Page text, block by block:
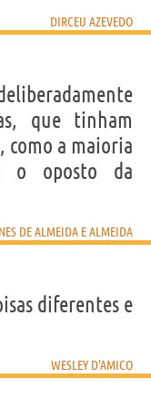
DIRCEU AZEVEDO
que tinham
como a maioria
o oposto da
DE ALMEIDA E ALMEIDA
diferentes e
WESLEY D'AMICO